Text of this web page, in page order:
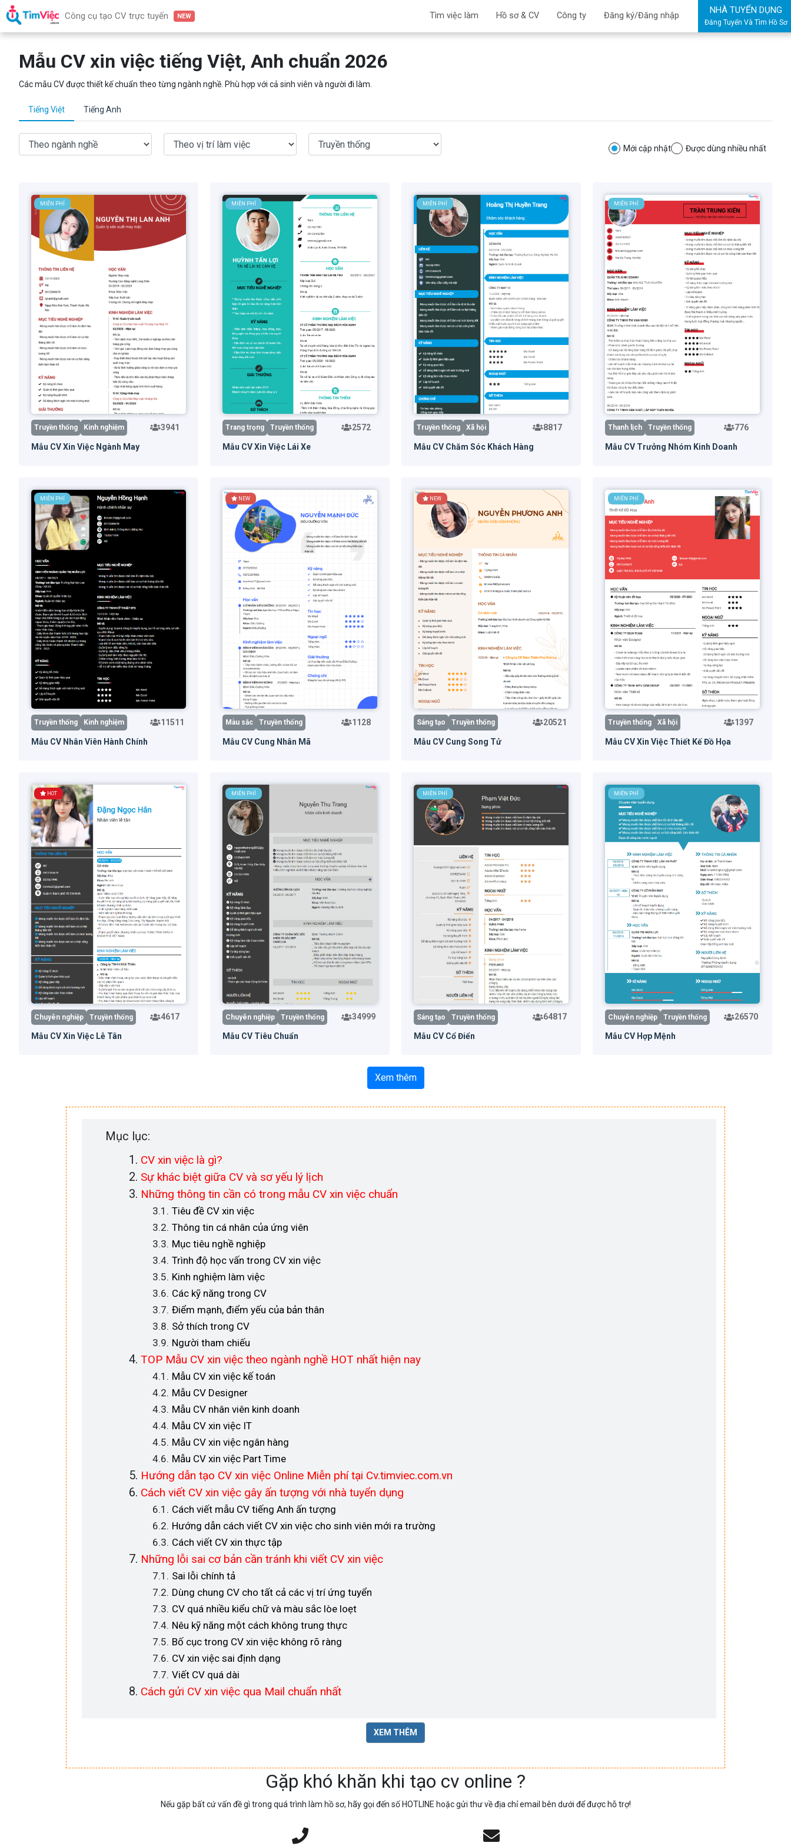
Công cụ tạo CV trực tuyến NEW Tìm việc làm Hồ sơ & CV Công ty Đăng ký/Đăng nhập
NHÀ TUYỂN DỤNG
Đăng Tuyển Và Tìm Hồ Sơ
Mẫu CV xin việc tiếng Việt, Anh chuẩn 2026
Các mẫu CV được thiết kế chuẩn theo từng ngành nghề. Phù hợp với cả sinh viên và người đi làm.
Tiếng Việt Tiếng Anh
Mới cập nhật Được dùng nhiều nhất
MIỄN PHÍ
Truyền thống Kinh nghiệm 3941
Mẫu CV Xin Việc Ngành May
MIỄN PHÍ
Trang trọng Truyền thống 2572
Mẫu CV Xin Việc Lái Xe
MIỄN PHÍ
Truyền thống Xã hội 8817
Mẫu CV Chăm Sóc Khách Hàng
MIỄN PHÍ
Thanh lịch Truyền thống 776
Mẫu CV Trưởng Nhóm Kinh Doanh
MIỄN PHÍ
Truyền thống Kinh nghiệm 11511
Mẫu CV Nhân Viên Hành Chính
NEW
Màu sắc Truyền thống 1128
Mẫu CV Cung Nhân Mã
NEW
Sáng tạo Truyền thống 20521
Mẫu CV Cung Song Tử
MIỄN PHÍ
Truyền thống Xã hội 1397
Mẫu CV Xin Việc Thiết Kế Đồ Họa
HOT
Chuyên nghiệp Truyền thống 4617
Mẫu CV Xin Việc Lễ Tân
MIỄN PHÍ
Chuyên nghiệp Truyền thống 34999
Mẫu CV Tiêu Chuẩn
MIỄN PHÍ
Sáng tạo Truyền thống 64817
Mẫu CV Cổ Điển
MIỄN PHÍ
Chuyên nghiệp Truyền thống 26570
Mẫu CV Hợp Mệnh
Xem thêm
Mục lục:
CV xin việc là gì?
Sự khác biệt giữa CV và sơ yếu lý lịch
Những thông tin cần có trong mẫu CV xin việc chuẩn
Tiêu đề CV xin việc
Thông tin cá nhân của ứng viên
Mục tiêu nghề nghiệp
Trình độ học vấn trong CV xin việc
Kinh nghiệm làm việc
Các kỹ năng trong CV
Điểm mạnh, điểm yếu của bản thân
Sở thích trong CV
Người tham chiếu
TOP Mẫu CV xin việc theo ngành nghề HOT nhất hiện nay
Mẫu CV xin việc kế toán
Mẫu CV Designer
Mẫu CV nhân viên kinh doanh
Mẫu CV xin việc IT
Mẫu CV xin việc ngân hàng
Mẫu CV xin việc Part Time
Hướng dẫn tạo CV xin việc Online Miễn phí tại Cv.timviec.com.vn
Cách viết CV xin việc gây ấn tượng với nhà tuyển dụng
Cách viết mẫu CV tiếng Anh ấn tượng
Hướng dẫn cách viết CV xin việc cho sinh viên mới ra trường
Cách viết CV xin thực tập
Những lỗi sai cơ bản cần tránh khi viết CV xin việc
Sai lỗi chính tả
Dùng chung CV cho tất cả các vị trí ứng tuyển
CV quá nhiều kiểu chữ và màu sắc lòe loẹt
Nêu kỹ năng một cách không trung thực
Bố cục trong CV xin việc không rõ ràng
CV xin việc sai định dạng
Viết CV quá dài
Cách gửi CV xin việc qua Mail chuẩn nhất
XEM THÊM
Gặp khó khăn khi tạo cv online ?
Nếu gặp bất cứ vấn đề gì trong quá trình làm hồ sơ, hãy gọi đến số HOTLINE hoặc gửi thư về địa chỉ email bên dưới để được hỗ trợ!